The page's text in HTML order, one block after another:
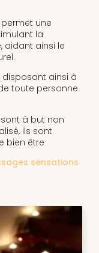
une
la
aidant ainsi le
disposant ainsi à
toute personne
à but non
ils sont
bien être
sensations